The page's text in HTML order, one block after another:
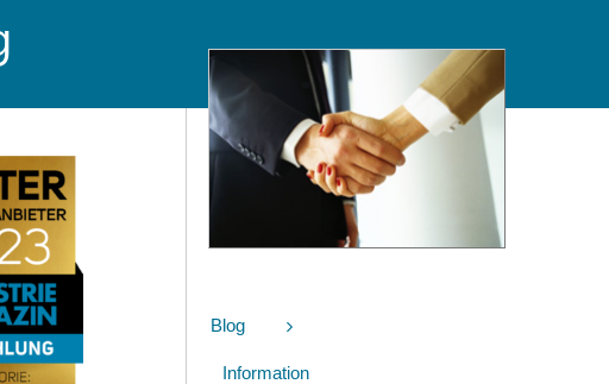
Blog
Information